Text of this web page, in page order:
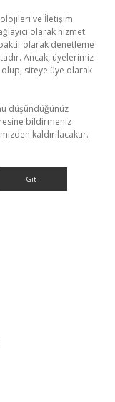
ve İletişim
olarak hizmet
olarak denetleme
Ancak, üyelerimiz
olup, siteye üye olarak
düşündüğünüz
bildirmeniz
kaldırılacaktır.